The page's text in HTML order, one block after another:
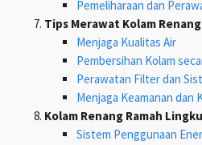
Pemeliharaan dan
Tips Merawat Kolam Renang
Menjaga Kualitas Air
Pembersihan Kolam
Perawatan Filter dan
Menjaga Keamanan dan
Kolam Renang Ramah
Sistem Penggunaan